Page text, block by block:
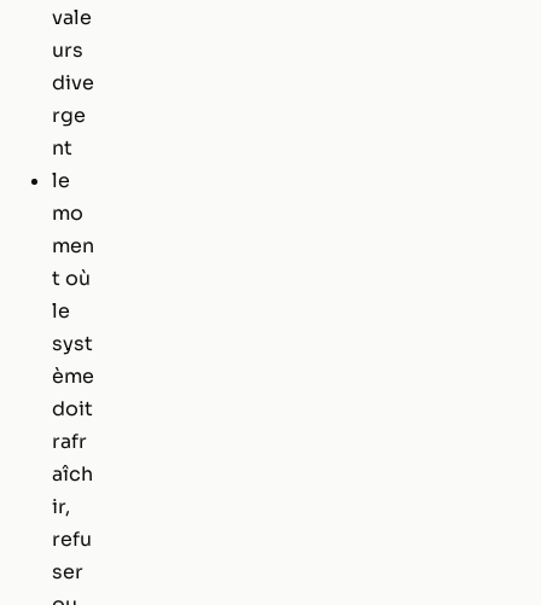
vale
urs
dive
rge
nt
le
mo
men
t où
le
syst
ème
doit
rafr
aîch
ir,
refu
ser